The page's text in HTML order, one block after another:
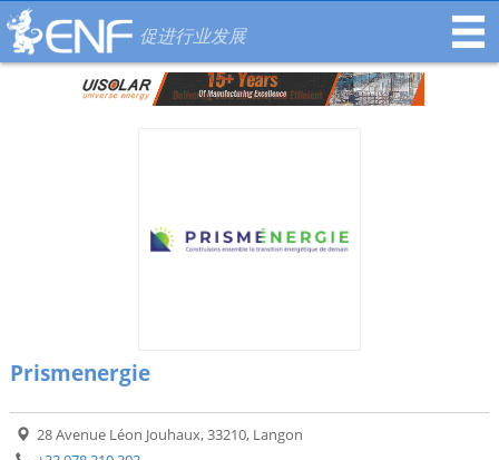
促进行业发展
Prismenergie
28 Avenue Léon Jouhaux, 33210, Langon